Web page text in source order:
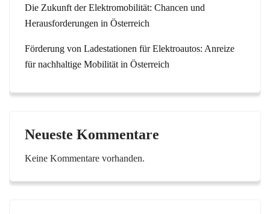
Die Zukunft der Elektromobilität: Chancen und
Herausforderungen in Österreich
Förderung von Ladestationen für Elektroautos: Anreize
für nachhaltige Mobilität in Österreich
Neueste Kommentare
Keine Kommentare vorhanden.